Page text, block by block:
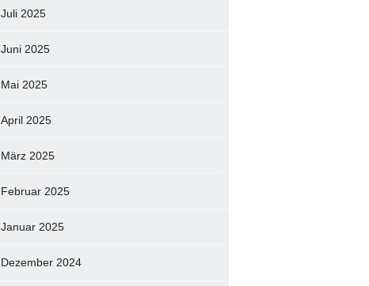
Juli 2025
Juni 2025
Mai 2025
April 2025
März 2025
Februar 2025
Januar 2025
Dezember 2024